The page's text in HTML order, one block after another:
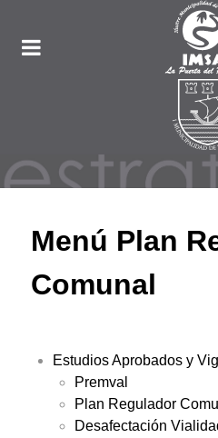
Menú Plan
Comunal
Estudios Aprobados y
Premval
Plan Regulador
Desafectación